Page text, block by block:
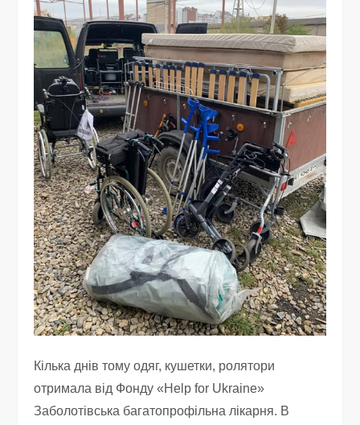
Кілька днів тому одяг, кушетки, ролятори
отримала від Фонду «Help for Ukraine»
Заболотівська багатопрофільна лікарня. В